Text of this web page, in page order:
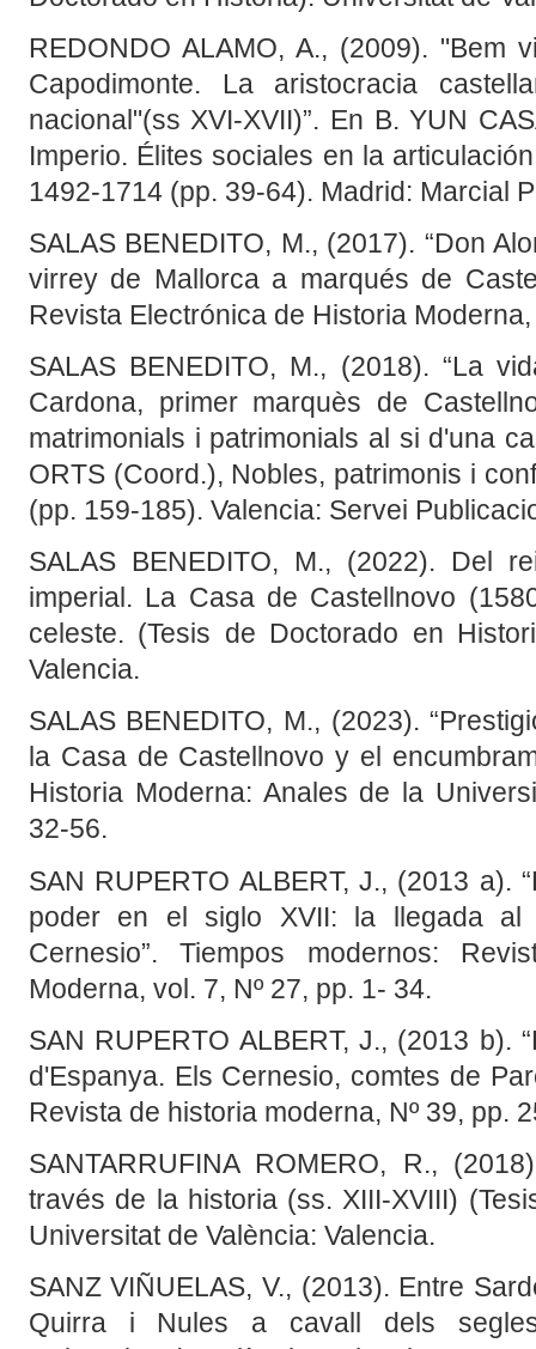
REDONDO ALAMO, A., (2009). "Bem
Capodimonte. La aristocracia
nacional"(ss XVI-XVII)”. En B. YUN
Imperio. Élites sociales en la
1492-1714 (pp. 39-64). Madrid: Marcial
SALAS BENEDITO, M., (2017). “Don
virrey de Mallorca a marqués de
Revista Electrónica de Historia
SALAS BENEDITO, M., (2018). “La
Cardona, primer marquès de
matrimonials i patrimonials al si d'una
ORTS (Coord.), Nobles, patrimonis i
(pp. 159-185). Valencia: Servei
SALAS BENEDITO, M., (2022). Del
imperial. La Casa de Castellnovo
celeste. (Tesis de Doctorado en
Valencia.
SALAS BENEDITO, M., (2023).
la Casa de Castellnovo y el
Historia Moderna: Anales de la
32-56.
SAN RUPERTO ALBERT, J., (2013 a).
poder en el siglo XVII: la llegada al
Cernesio”. Tiempos modernos:
Moderna, vol. 7, Nº 27, pp. 1- 34.
SAN RUPERTO ALBERT, J., (2013 b).
d'Espanya. Els Cernesio, comtes de
Revista de historia moderna, Nº 39, pp.
SANTARRUFINA ROMERO, R.,
través de la historia (ss. XIII-XVIII)
Universitat de València: Valencia.
SANZ VIÑUELAS, V., (2013). Entre
Quirra i Nules a cavall dels